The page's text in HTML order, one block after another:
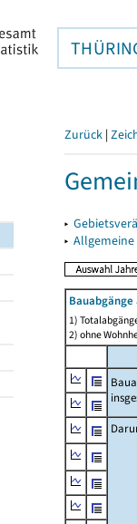
Zurück |
▸
▸
1)
2) ohne